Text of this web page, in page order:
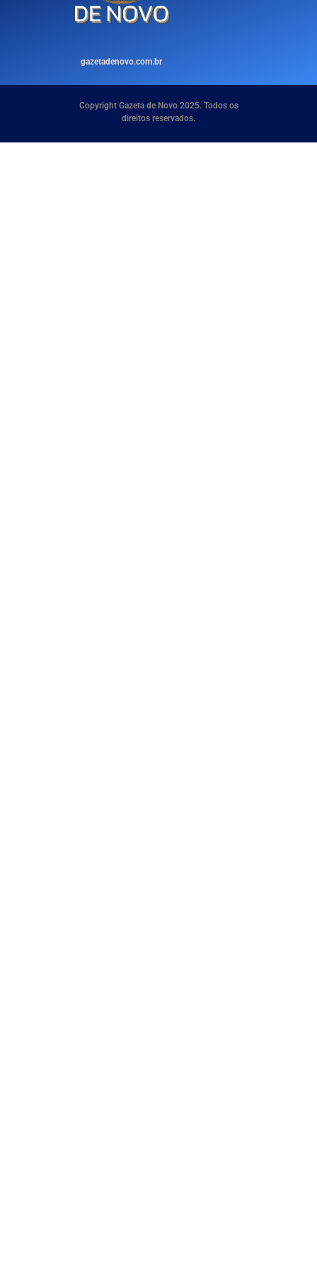
gazetadenovo.com.br
Copyright Gazeta de Novo 2025. Todos os
direitos reservados.